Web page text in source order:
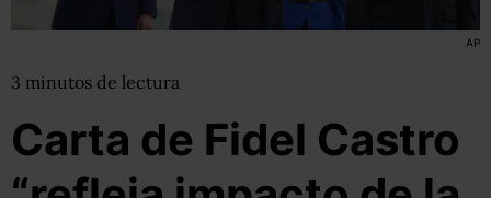
AP
3 minutos de lectura
Carta de Fidel Castro